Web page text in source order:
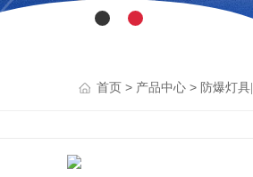
首页 > 产品中心 > 防爆灯